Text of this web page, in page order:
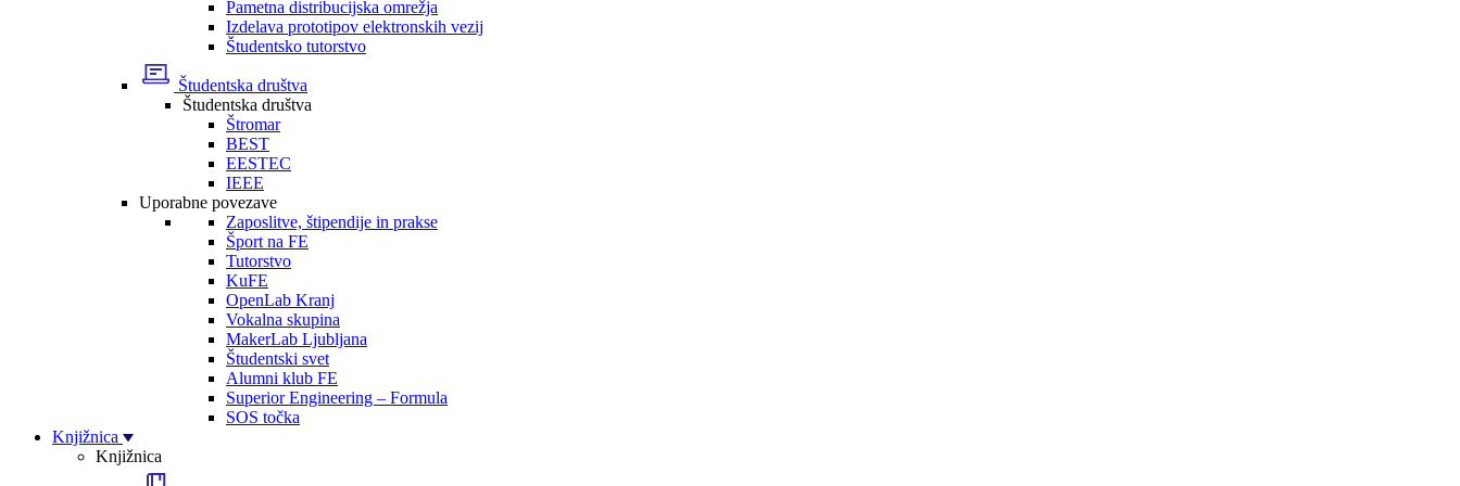
Pametna distribucijska omrežja
Izdelava prototipov elektronskih vezij
Študentsko tutorstvo
Študentska društva
Študentska društva
Štromar
BEST
EESTEC
IEEE
Uporabne povezave
Zaposlitve, štipendije in prakse
Šport na FE
Tutorstvo
KuFE
OpenLab Kranj
Vokalna skupina
MakerLab Ljubljana
Študentski svet
Alumni klub FE
Superior Engineering – Formula
SOS točka
Knjižnica
Knjižnica